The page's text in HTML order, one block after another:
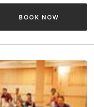
BOOK NOW